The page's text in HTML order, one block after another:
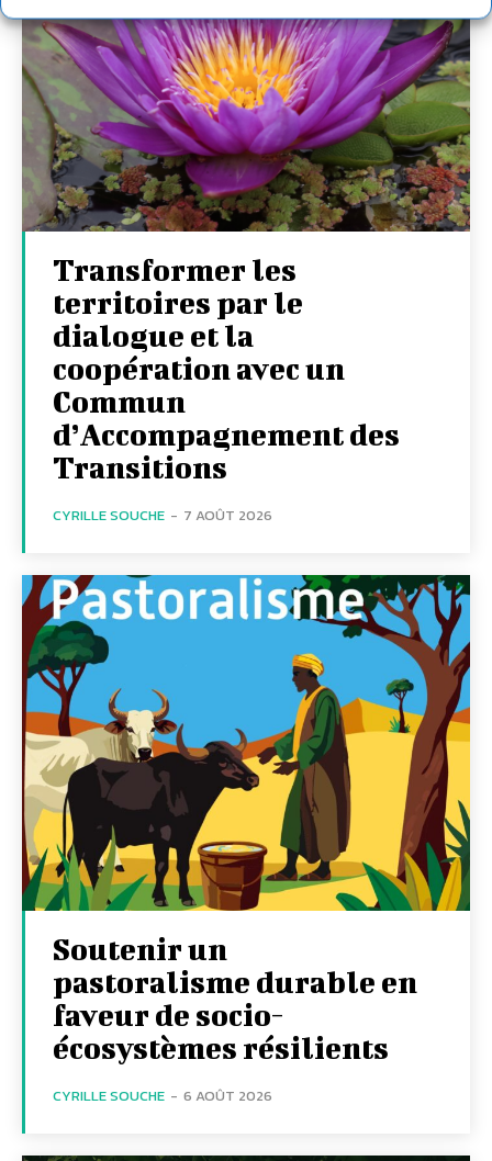
Transformer les
territoires par le
dialogue et la
coopération avec un
Commun
d’Accompagnement des
Transitions
CYRILLE SOUCHE - 7 AOÛT 2026
Soutenir un
pastoralisme durable en
faveur de socio-
écosystèmes résilients
CYRILLE SOUCHE - 6 AOÛT 2026